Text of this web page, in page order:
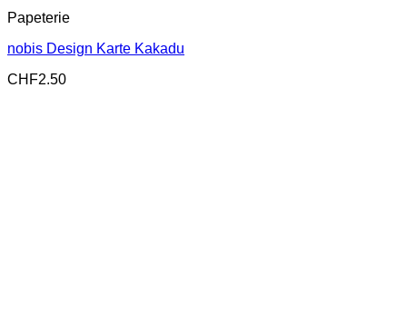
Papeterie
nobis Design Karte Kakadu
CHF2.50